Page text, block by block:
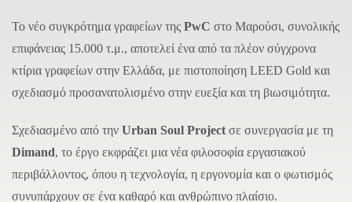
Το νέο συγκρότημα γραφείων της PwC στο Μαρούσι, συνολικής
επιφάνειας 15.000 τ.μ., αποτελεί ένα από τα πλέον σύγχρονα
κτίρια γραφείων στην Ελλάδα, με πιστοποίηση LEED Gold και
σχεδιασμό προσανατολισμένο στην ευεξία και τη βιωσιμότητα.
Σχεδιασμένο από την Urban Soul Project σε συνεργασία με τη
Dimand, το έργο εκφράζει μια νέα φιλοσοφία εργασιακού
περιβάλλοντος, όπου η τεχνολογία, η εργονομία και ο φωτισμός
συνυπάρχουν σε ένα καθαρό και ανθρώπινο πλαίσιο.